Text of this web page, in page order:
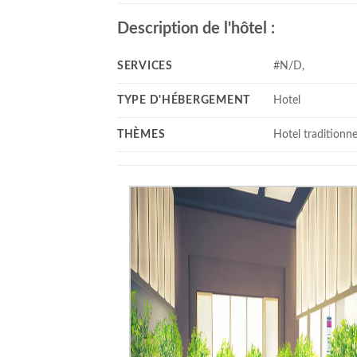
Description de l'hôtel :
SERVICES #N/D,
TYPE D'HÉBERGEMENT Hotel
THÈMES Hotel